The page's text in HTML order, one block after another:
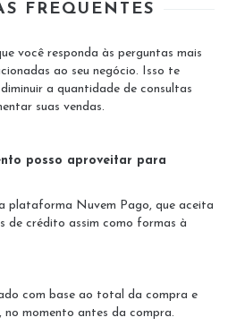
FREQUENTES
você responda às perguntas mais
ao seu negócio. Isso te
a quantidade de consultas
suas vendas.
posso aproveitar para
plataforma Nuvem Pago, que aceita
de crédito assim como formas à
com base ao total da compra e
no momento antes da compra.